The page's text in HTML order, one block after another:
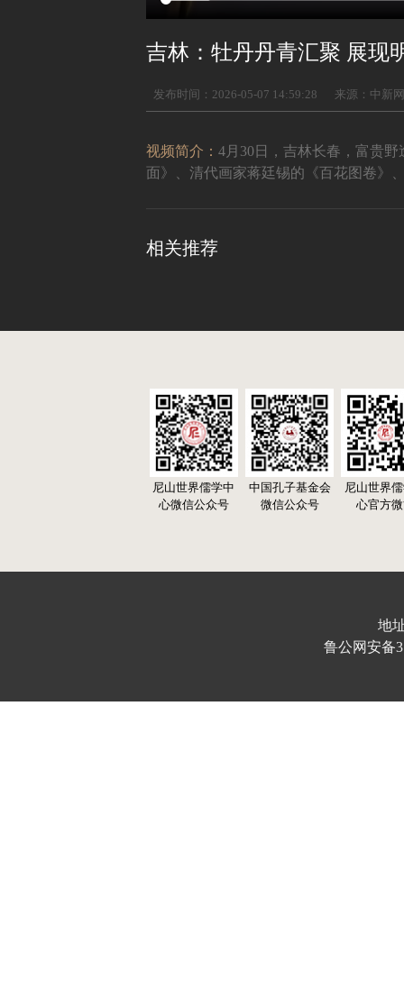
吉林：牡丹丹青汇聚 展现
发布时间：2026-05-07 14:59:28 来源：中新网
视频简介： 4月30日，吉林长春，富贵
面》、清代画家蒋廷锡的《百花图卷》
相关推荐
尼山世界儒学中
心微信公众号
中国孔子基金会
微信公众号
尼山世界
心官方
地
鲁公网安备